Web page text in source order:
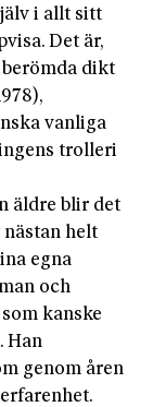
i allt sitt
Det är,
dikt
vanliga
trolleri
äldre blir det
helt
egna
och
kanske
Han
genom åren